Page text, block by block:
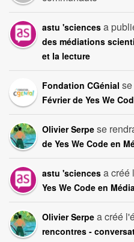
astu 'sciences a
des médiations
et la lecture
Fondation CGénial
Février de Yes We
Olivier Serpe se
de Yes We Code en
astu 'sciences a créé
Yes We Code en
Olivier Serpe a créé
rencontres -